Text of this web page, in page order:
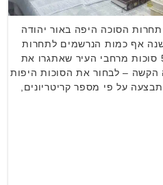
הסוכה היפה באור יהודה
אף כמות הנרשמים לתחרות
גדלה משמעותית והגיעה לכ-50 סוכות מרחבי העיר שאתגרו את
– לבחור את הסוכות היפות
על פי מספר קריטריונים,